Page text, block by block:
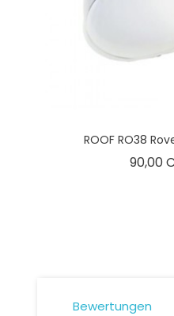
ROOF RO38
90,00
Bewertungen